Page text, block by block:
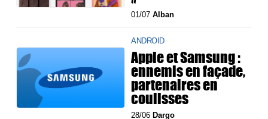
01/07Alban
ANDROID
Apple et Samsung :
ennemis en façade,
partenaires en
coulisses
28/06Dargo